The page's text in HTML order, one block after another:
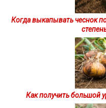
Когда выкапывать чеснок
Как получить большой